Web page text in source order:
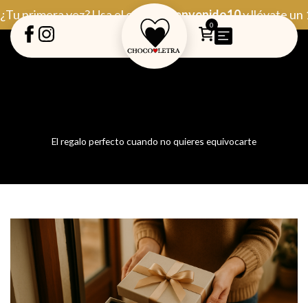
al
contenido
¿Tu primera vez? Usa el código Bienvenido10y llévate un
0
El regalo perfecto cuando no quieres equivocarte